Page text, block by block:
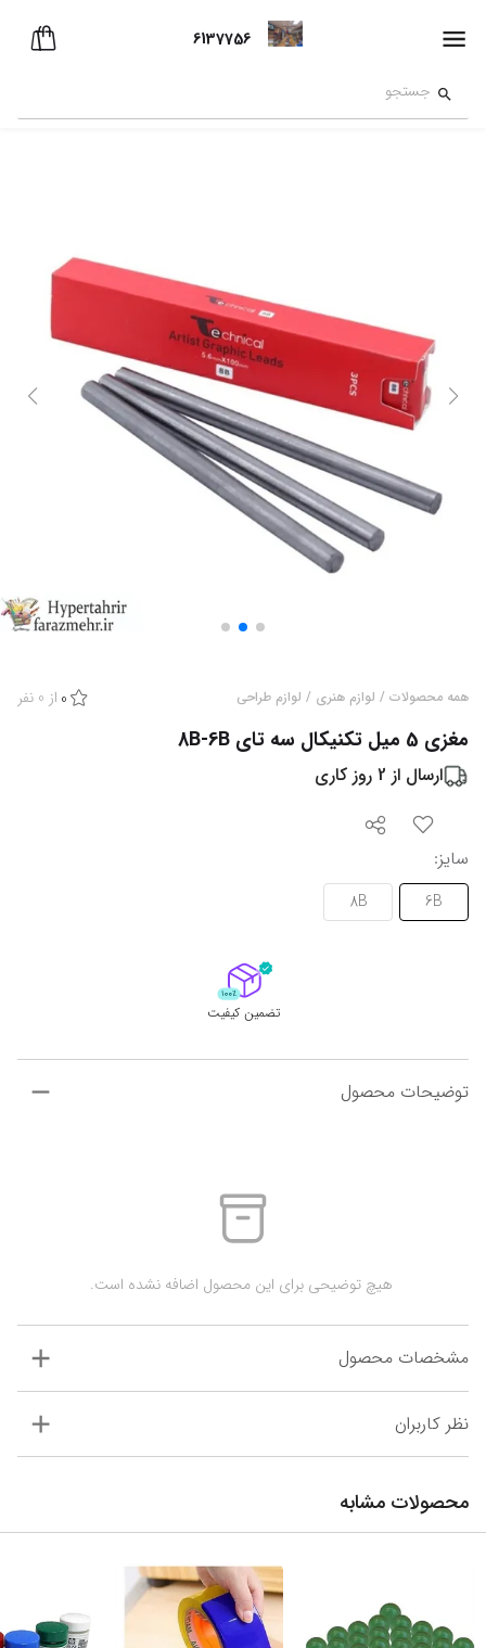
6137756
همه محصولات / لوازم هنری / لوازم طراحی 0 از 0 نفر
مغزی 5 میل تکنیکال سه تای 8B-6B
ارسال از 2 روز کاری
سایز:
6B
8B
تضمین کیفیت
توضیحات محصول
مشخصات محصول
نظر کاربران
محصولات مشابه